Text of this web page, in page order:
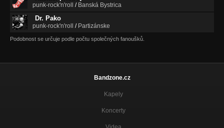
punk-rock'n'roll / Banská Bystrica
Dr. Pako
punk-rock'n'roll / Partizánske
Podobnost se určuje podle počtu společných fanoušků.
Bandzone.cz
Kapely
Koncerty